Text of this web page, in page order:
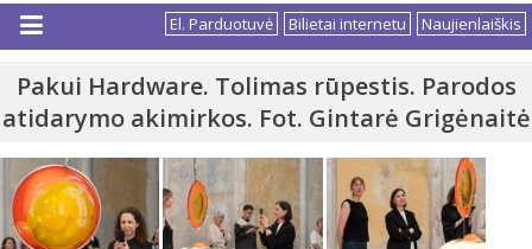
Naujienlaiškis
Bilietai internetu
El. Parduotuvė
Pakui Hardware. Tolimas rūpestis. Parodos
atidarymo akimirkos. Fot. Gintarė Grigėnaitė